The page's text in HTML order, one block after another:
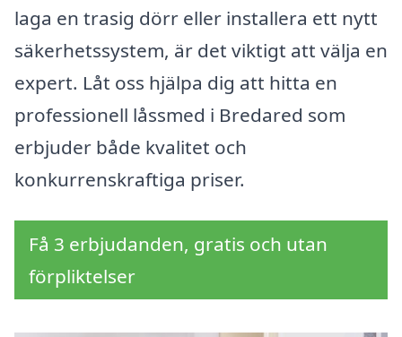
laga en trasig dörr eller installera ett nytt
säkerhetssystem, är det viktigt att välja en
expert. Låt oss hjälpa dig att hitta en
professionell låssmed i Bredared som
erbjuder både kvalitet och
konkurrenskraftiga priser.
Få 3 erbjudanden, gratis och utan
förpliktelser